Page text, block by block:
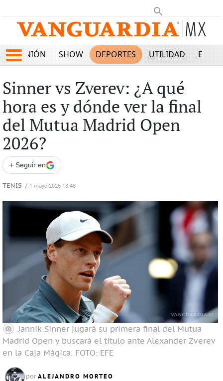
OPINIÓN SHOW DEPORTES UTILIDAD
Sinner vs Zverev: ¿A qué
hora es y dónde ver la final
del Mutua Madrid Open
2026?
+ Seguir en
TENIS / 1 mayo 2026 18:48
Jannik Sinner jugará su primera final del Mutua
Madrid Open y buscará el título ante Alexander Zverev
en la Caja Mágica. FOTO: EFE
por ALEJANDRO MORTEO